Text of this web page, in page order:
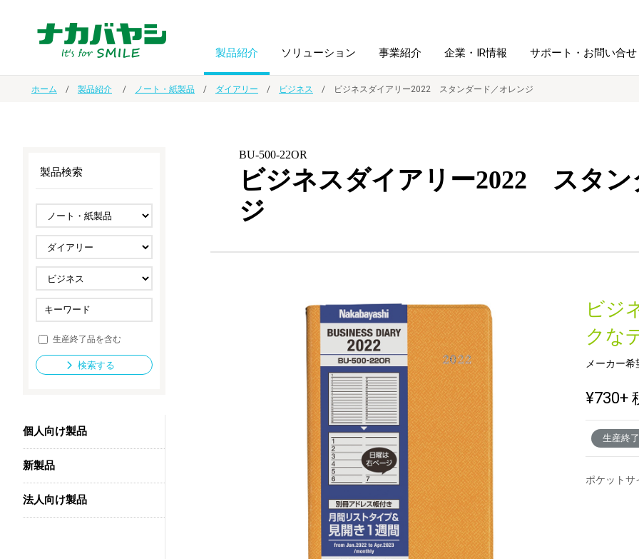
製品紹介
ノート・紙製品
ファイル・
ホルダー用品
スマートフォン・
タブレット関連
セキュリティ用品
法人向け製品 新製品一覧
ソリューション
オーダー手帳・ノベルティ制作 学校ソリューション
ドキュメントスキャニングサービス
導入事例
事業紹介 企業・IR情報
IR情報 沿革
サステナビリティ
サポート・お問い合せ
ホーム 製品紹介 ノート・紙製品 ダイアリー ビジネス ビジネスダイアリー2022 スタンダード／オレンジ
BU-500-22OR
ビジネスダイアリー2022 スタン
ジ
ビジ
クな
メーカー
¥730+
生産終
ポケットサ
製品検索
生産終了品を含む
検索する
個人向け製品
新製品
法人向け製品